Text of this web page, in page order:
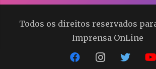
Todos os direitos reservados
Imprensa OnLine